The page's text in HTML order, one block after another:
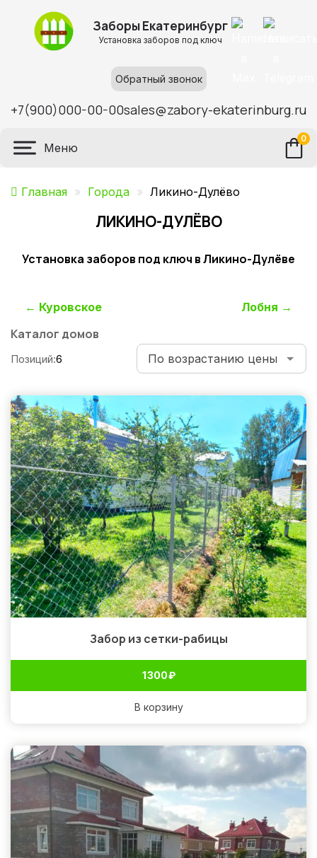
Заборы Екатеринбург
Установка заборов под ключ
Обратный звонок
+7(900)000-00-00sales@zabory-ekaterinburg.ru
Меню
0
Главная » Города » Ликино-Дулёво
ЛИКИНО-ДУЛЁВО
Установка заборов под ключ в Ликино-Дулёве
Навигация
по
← Куровское Лобня →
Каталог домов
Позиций:6
Забор из сетки-рабицы
1 300₽
В корзину